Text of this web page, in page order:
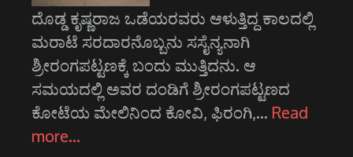
ದೊಡ್ಡ ಕೃಷ್ಣರಾಜ ಒಡೆಯರವರು ಆಳುತ್ತಿದ್ದ ಕಾಲದಲ್ಲಿ
ಮರಾಟೆ ಸರದಾರನೊಬ್ಬನು ಸಸೈನ್ಯನಾಗಿ
ಶ್ರೀರಂಗಪಟ್ಟಣಕ್ಕೆ ಬಂದು ಮುತ್ತಿದನು. ಆ
ಸಮಯದಲ್ಲಿ ಅವರ ದಂಡಿಗೆ ಶ್ರೀರಂಗಪಟ್ಟಣದ
ಕೋಟೆಯ ಮೇಲಿನಿಂದ ಕೋವಿ, ಫಿರಂಗಿ,… Read
more…